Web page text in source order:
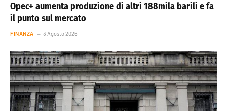
Opec+ aumenta produzione di altri 188mila barili e fa
il punto sul mercato
FINANZA 3 Agosto 2026